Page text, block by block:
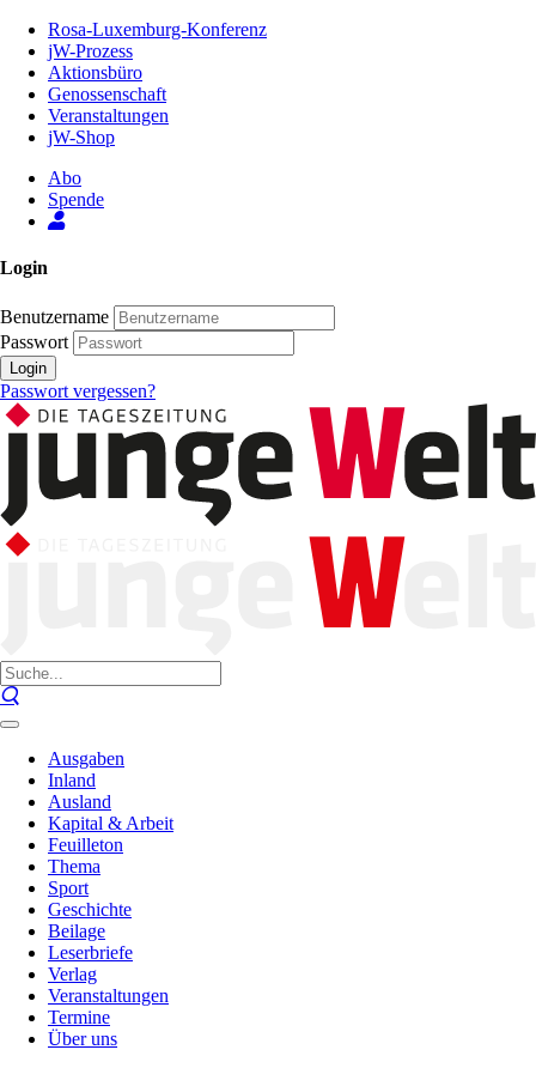
Inhalt
Seite
Rosa-Luxemburg-Konferenz
jW-Prozess
Aktionsbüro
Genossenschaft
Veranstaltungen
jW-Shop
Abo
Spende
Login
Benutzername
Passwort
Login
Passwort vergessen?
Ausgaben
Inland
Ausland
Kapital & Arbeit
Feuilleton
Thema
Sport
Geschichte
Beilage
Leserbriefe
Verlag
Veranstaltungen
Termine
Über uns